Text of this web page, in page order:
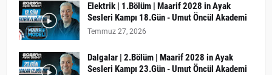
Elektrik | 1.Bölüm | Maarif 2028 in Ayak
Sesleri Kampı 18.Gün - Umut Öncül Akademi
Temmuz 27, 2026
Dalgalar | 2.Bölüm | Maarif 2028 in Ayak
Sesleri Kampı 23.Gün - Umut Öncül Akademi